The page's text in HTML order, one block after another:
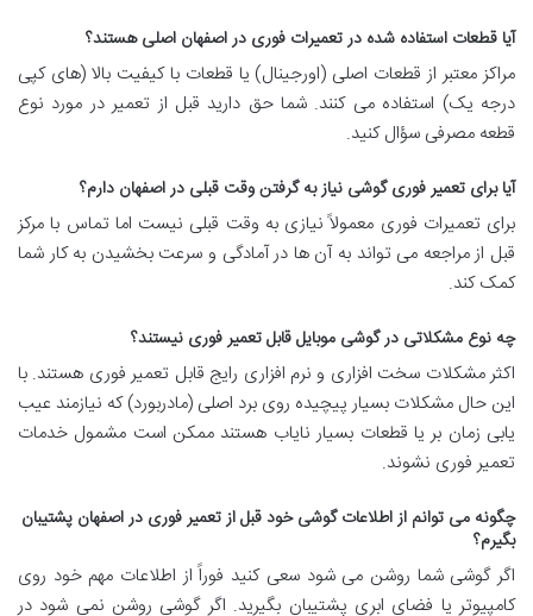
آیا قطعات استفاده شده در تعمیرات فوری در اصفهان اصلی هستند؟
مراکز معتبر از قطعات اصلی (اورجینال) یا قطعات با کیفیت بالا (های کپی
درجه یک) استفاده می کنند. شما حق دارید قبل از تعمیر در مورد نوع
قطعه مصرفی سؤال کنید.
آیابرای تعمیر فوری گوشی نیاز به گرفتن وقت قبلی در اصفهان دارم؟
برای تعمیرات فوری معمولاً نیازی به وقت قبلی نیست اما تماس با مرکز
قبل از مراجعه می تواند به آن ها در آمادگی و سرعت بخشیدن به کار شما
کمک کند.
چه نوع مشکلاتی در گوشی موبایل قابل تعمیر فوری نیستند؟
اکثر مشکلات سخت افزاری و نرم افزاری رایج قابل تعمیر فوری هستند. با
این حال مشکلات بسیار پیچیده روی برد اصلی (مادربورد) که نیازمند عیب
یابی زمان بر یا قطعات بسیار نایاب هستند ممکن است مشمول خدمات
تعمیر فوری نشوند.
چگونه می توانم از اطلاعات گوشی خود قبل از تعمیر فوری در اصفهان پشتیبان
بگیرم؟
اگر گوشی شما روشن می شود سعی کنید فوراً از اطلاعات مهم خود روی
کامپیوتر یا فضای ابری پشتیبان بگیرید. اگر گوشی روشن نمی شود در